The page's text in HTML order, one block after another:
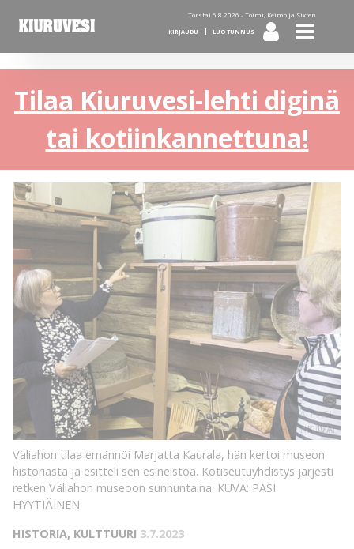
Torstai 6.8.2026 - Toimi, Keimo ja Sixten
KIRJAUDU LUO TUNNUS
Tilaa Kiuruvesi-lehti diginä
tai kotiinkannettuna!
KUVA:
KUVA: PASI
HYYTIÄINEN
Väliahon tilaa emännöi Marjatta Kaurala, hän kertoi museon
historiasta ja esitteli sen esineistöä. Kotiseutuyhdistys järjesti
retken Väliahon museoon sunnuntaina. KUVA: PASI
HYYTIÄINEN
HISTORIA, KULTTUURI 3.7.2023